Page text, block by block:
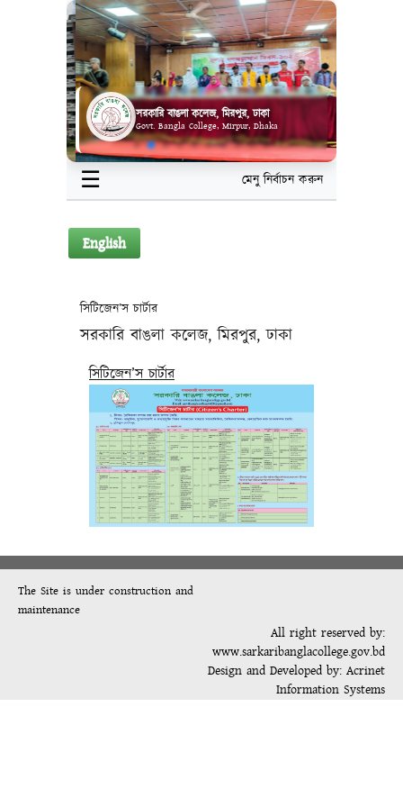
সরকারি বাঙলা কলেজ, মিরপুর, ঢাকা
Govt. Bangla College, Mirpur, Dhaka
☰ মেনু নির্বাচন করুন
English
সিটিজেন’স চার্টার
সরকারি বাঙলা কলেজ, মিরপুর, ঢাকা
সিটিজেন’স চার্টার
The Site is under construction and
maintenance
All right reserved by:
www.sarkaribanglacollege.gov.bd
Design and Developed by: Acrinet
Information Systems